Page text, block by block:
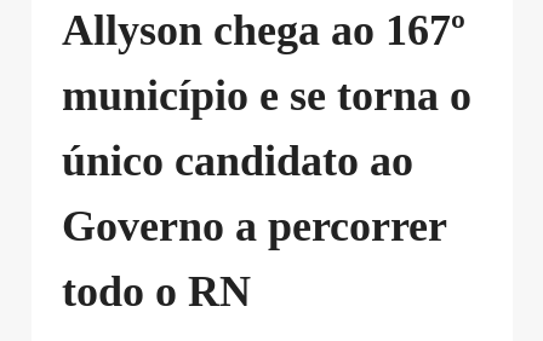
Allyson chega ao 167º
município e se torna o
único candidato ao
Governo a percorrer
todo o RN